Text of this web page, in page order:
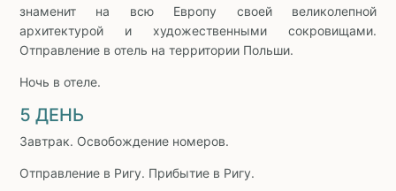
знаменит на всю Европу своей великолепной
архитектурой и художественными сокровищами.
Отправление в отель на территории Польши.
Ночь в отеле.
5 ДЕНЬ
Завтрак. Освобождение номеров.
Отправление в Ригу. Прибытие в Ригу.